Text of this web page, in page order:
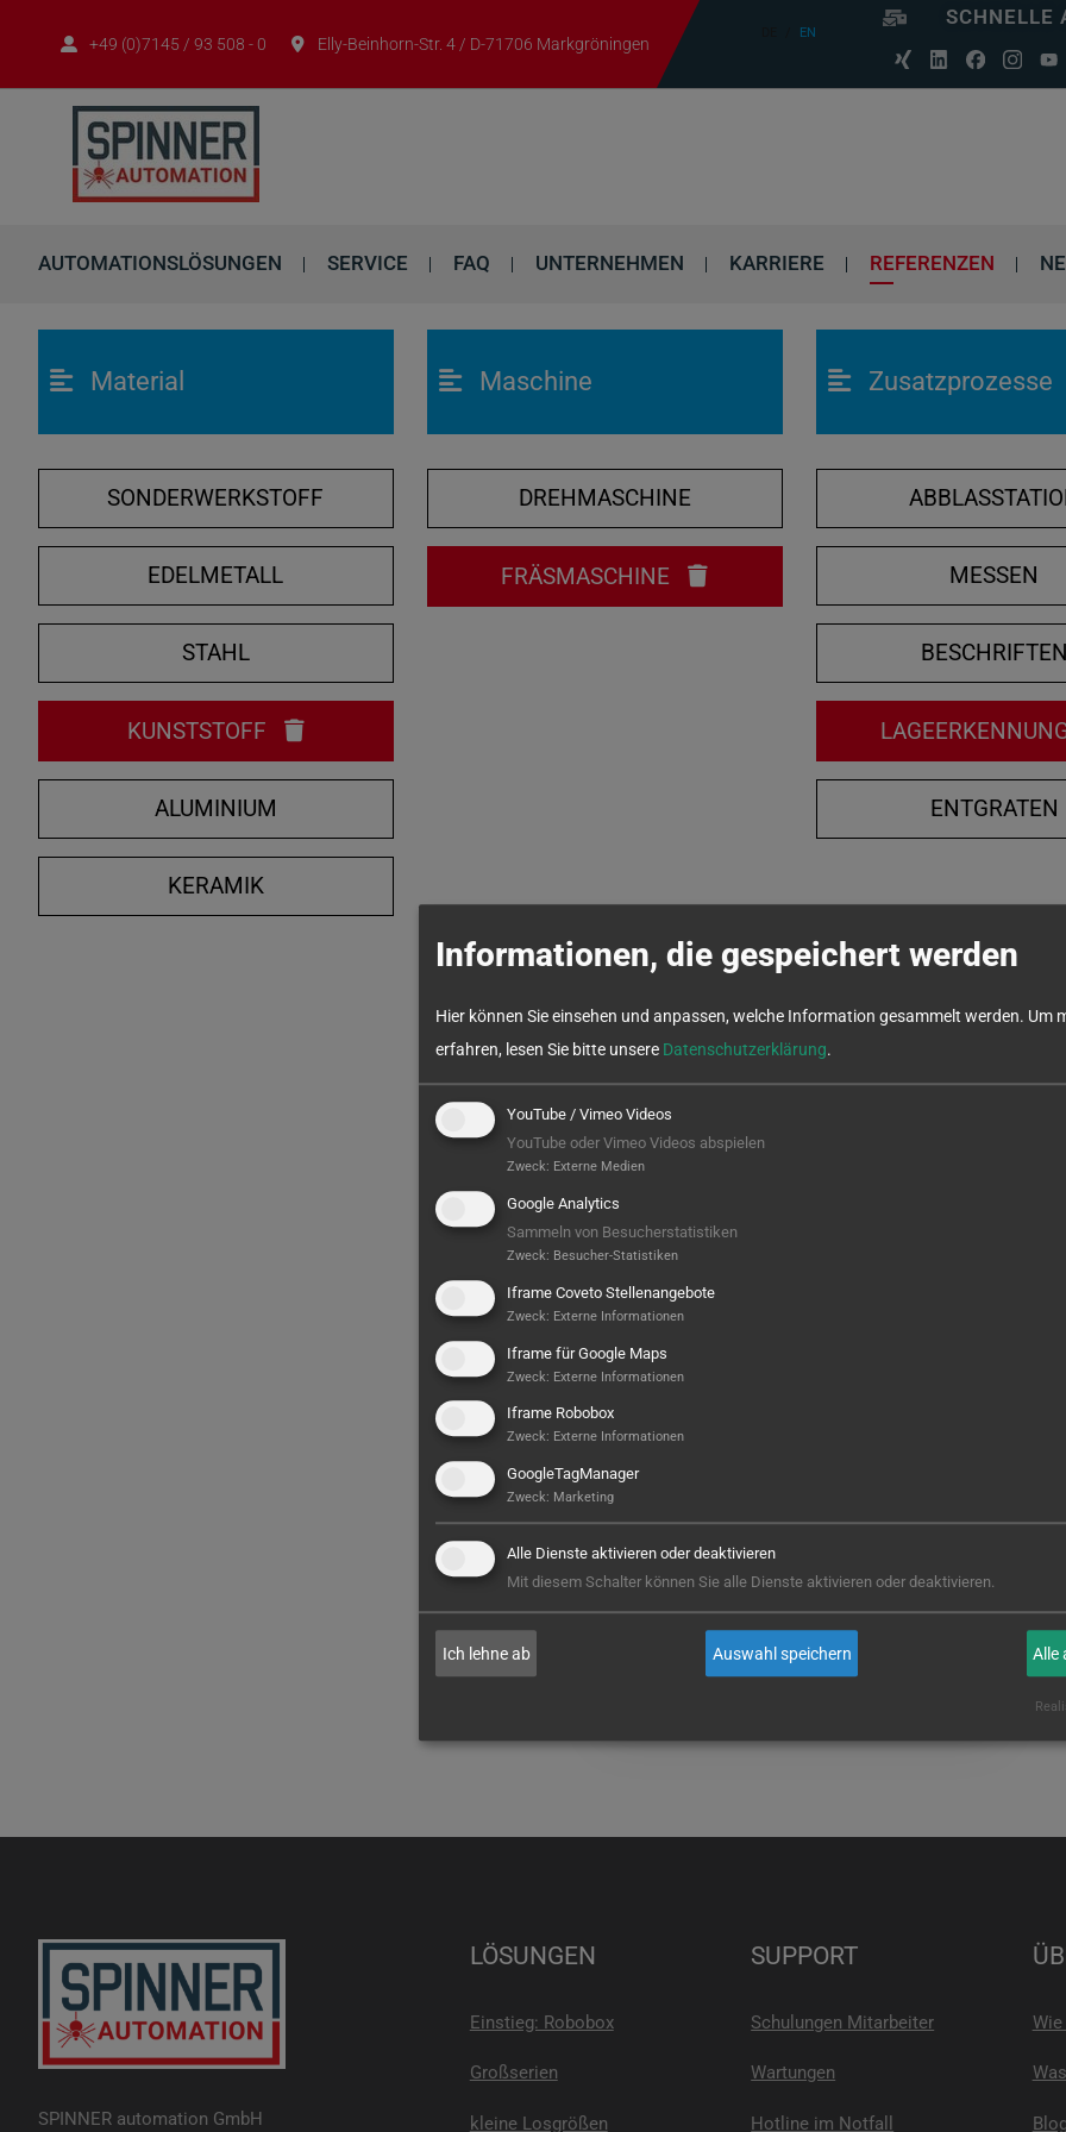
+49 (0)7145 / 93 508 - 0 Elly-Beinhorn-Str. 4 / D-71706 Markgröningen
EN
SCHNELLE
AUTOMATIONSLÖSUNGEN SERVICE FAQ UNTERNEHMEN KARRIERE REFERENZEN
Material
SONDERWERKSTOFF
EDELMETALL
STAHL
KUNSTSTOFF
ALUMINIUM
KERAMIK
Maschine
DREHMASCHINE
FRÄSMASCHINE
Zusatzprozesse
MESSEN
BESCHRIFTEN
ENTGRATEN
Hier ist noch was frei...
hinterlegt – aber wer weiß, vielleicht
steht hier bald Ihres? Wir sind bereit,
E-MAIL
SPINNER automation GmbH
LÖSUNGEN
Einstieg: Robobox
Großserien
kleine Losgrößen
SUPPORT
Schulungen Mitarbeiter
Wartungen
Hotline im Notfall
Informationen, die gespeichert werden
Hier können Sie einsehen und anpassen, welche Information gesammelt werden. Um
erfahren, lesen Sie bitte unsere Datenschutzerklärung.
YouTube / Vimeo Videos
YouTube oder Vimeo Videos abspielen
Zweck: Externe Medien
Google Analytics
Sammeln von Besucherstatistiken
Zweck: Besucher-Statistiken
Iframe Coveto Stellenangebote
Zweck: Externe Informationen
Iframe für Google Maps
Zweck: Externe Informationen
Iframe Robobox
Zweck: Externe Informationen
GoogleTagManager
Zweck: Marketing
Alle Dienste aktivieren oder deaktivieren
Mit diesem Schalter können Sie alle Dienste aktivieren oder deaktivieren.
Ich lehne ab Auswahl speichern Alle